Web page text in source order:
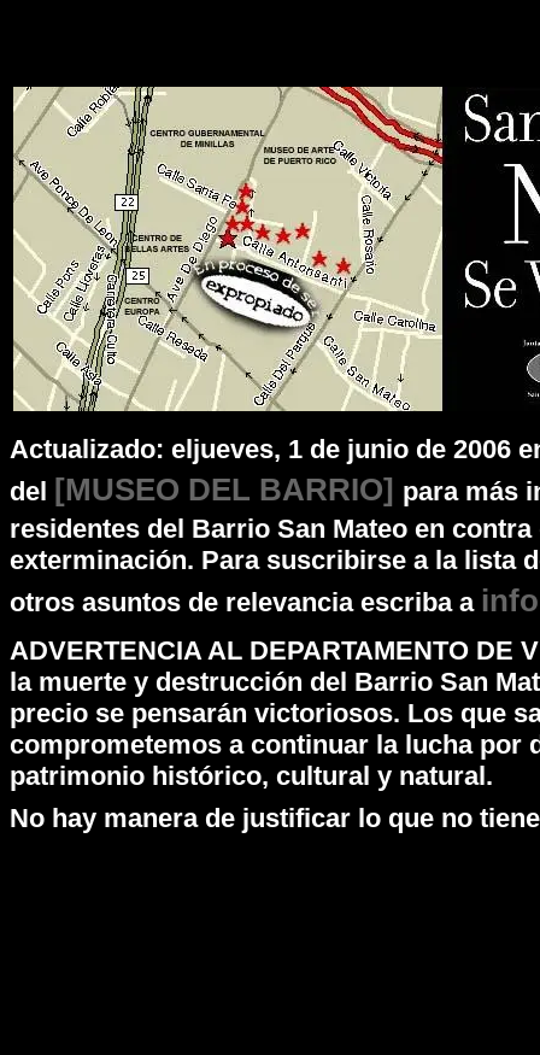
Actualizado: eljueves, 1 de junio de 2006
del [MUSEO DEL BARRIO] para más
residentes del Barrio San Mateo en
exterminación. Para suscribirse a la lista
otros asuntos de relevancia escriba a
ADVERTENCIA AL DEPARTAMENTO
la muerte y destrucción del Barrio San
precio se pensarán victoriosos. Los que
comprometemos a continuar la lucha por
patrimonio histórico, cultural y natural.
No hay manera de justificar lo que no